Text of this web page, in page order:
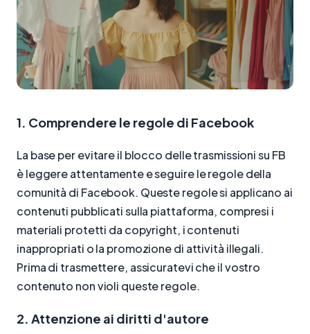
1. Comprendere le regole di Facebook
La base per evitare il blocco delle trasmissioni su FB
è leggere attentamente e seguire le regole della
comunità di Facebook. Queste regole si applicano ai
contenuti pubblicati sulla piattaforma, compresi i
materiali protetti da copyright, i contenuti
inappropriati o la promozione di attività illegali.
Prima di trasmettere, assicuratevi che il vostro
contenuto non violi queste regole.
2. Attenzione ai diritti d'autore